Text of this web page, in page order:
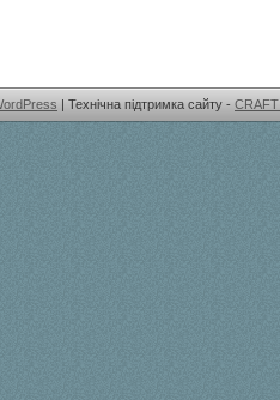
| Технічна підтримка сайту -